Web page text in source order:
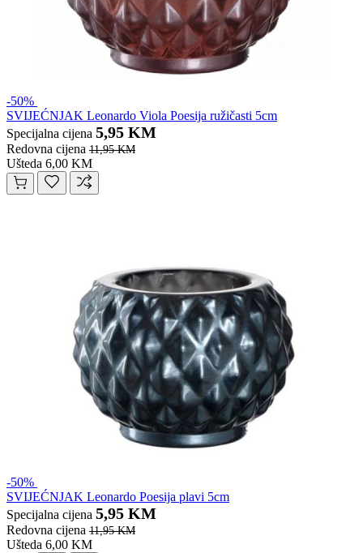
-50%
SVIJEĆNJAK Leonardo Viola Poesija ružičasti 5cm
Specijalna cijena 5,95 KM
Redovna cijena 11,95 KM
Ušteda 6,00 KM
-50%
SVIJEĆNJAK Leonardo Poesija plavi 5cm
Specijalna cijena 5,95 KM
Redovna cijena 11,95 KM
Ušteda 6,00 KM